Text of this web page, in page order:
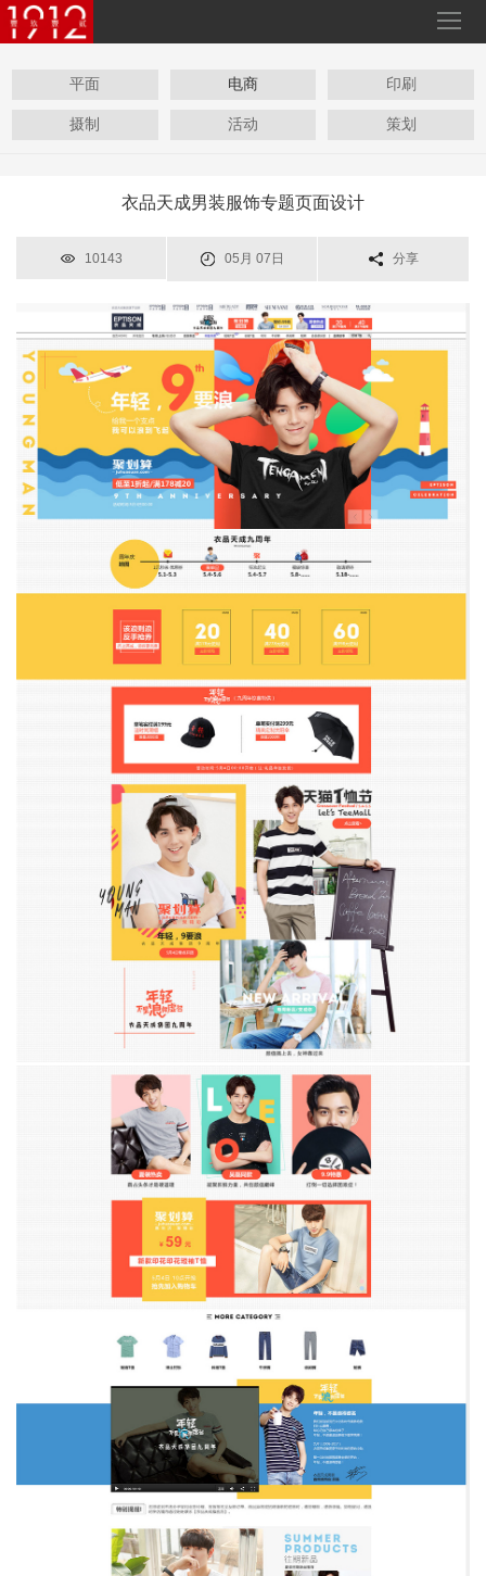
平面 电商 印刷
摄制 活动 策划
衣品天成男装服饰专题页面设计
10143 05月 07日 分享